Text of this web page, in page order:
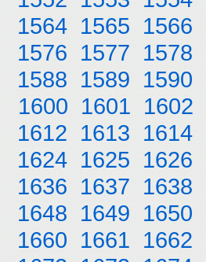
1564 1565 1566
1576 1577 1578
1588 1589 1590
1600 1601 1602
1612 1613 1614
1624 1625 1626
1636 1637 1638
1648 1649 1650
1660 1661 1662